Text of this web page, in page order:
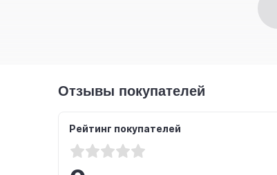
Отзывы покупателей
Рейтинг покупателей